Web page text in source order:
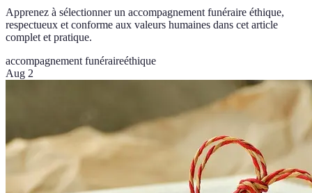
Apprenez à sélectionner un accompagnement funéraire éthique,
respectueux et conforme aux valeurs humaines dans cet article
complet et pratique.
accompagnement funéraireéthique
Aug 2